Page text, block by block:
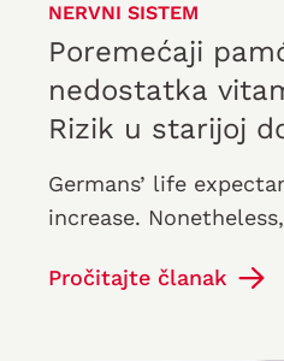
NERVNI SISTEM
Poremećaji
nedostatka
Rizik u starijoj
Germans’ life
increase.
enjoy old age
Pročitajte članak